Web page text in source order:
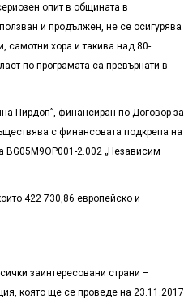
опит в общината в
и продължен, не се осигурява
самотни хора и такива над 80-
по програмата са превърнати в
Пирдоп”, финансиран по Договор за
с финансовата подкрепа на
BG05M9ОP001-2.002 „Независим
422 730,86 европейско и
заинтересовани страни –
която ще се проведе на 23.11.2017